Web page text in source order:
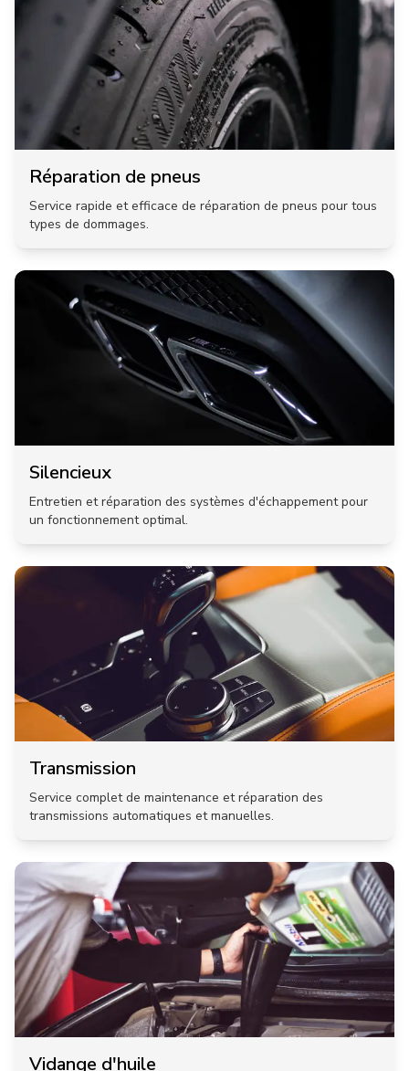
Réparation de pneus
Service rapide et efficace de réparation de pneus pour tous
types de dommages.
Silencieux
Entretien et réparation des systèmes d'échappement pour
un fonctionnement optimal.
Transmission
Service complet de maintenance et réparation des
transmissions automatiques et manuelles.
Vidange d'huile